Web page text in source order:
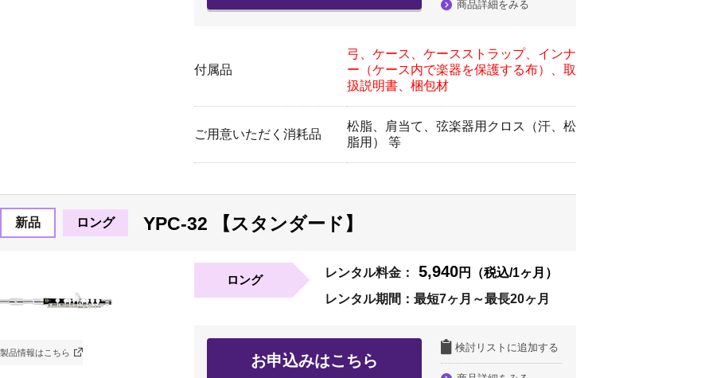
商品詳細をみる
付属品
弓、ケース、ケースストラップ、インナ
ー（ケース内で楽器を保護する布）、取
扱説明書、梱包材
ご用意いただく消耗品
松脂、肩当て、弦楽器用クロス（汗、松
脂用） 等
新品 ロング YPC-32 【スタンダード】
製品情報はこちら
ロング
レンタル料金： 5,940円（税込/1ヶ月）
レンタル期間：最短7ヶ月～最長20ヶ月
お申込みはこちら
検討リストに追加する